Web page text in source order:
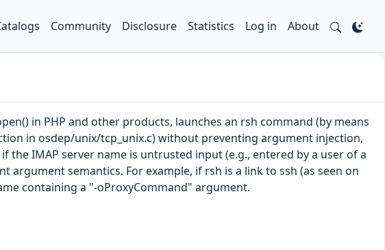
Community Disclosure Statistics Log in About
in PHP and other products, launches an rsh command (by means
in osdep/unix/tcp_unix.c) without preventing argument injection,
IMAP server name is untrusted input (e.g., entered by a user of a
semantics. For example, if rsh is a link to ssh (as seen on
containing a "-oProxyCommand" argument.